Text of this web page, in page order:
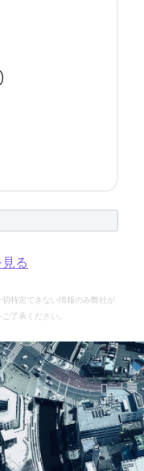
る
特定できない情報のみ弊社が
了承ください。